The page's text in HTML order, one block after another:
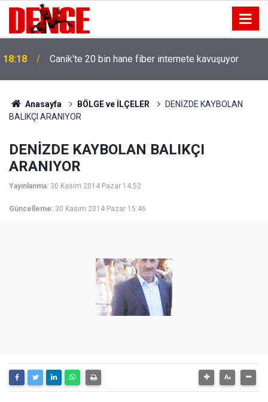
18:18 Canik'te 20 bin hane fiber internete kavuşuyor
Anasayfa BÖLGE ve İLÇELER
DENİZDE KAYBOLAN
BALIKÇI ARANIYOR
DENİZDE KAYBOLAN BALIKÇI
ARANIYOR
Yayınlanma: 30 Kasım 2014 Pazar 14:52
Güncelleme: 30 Kasım 2014 Pazar 15:46